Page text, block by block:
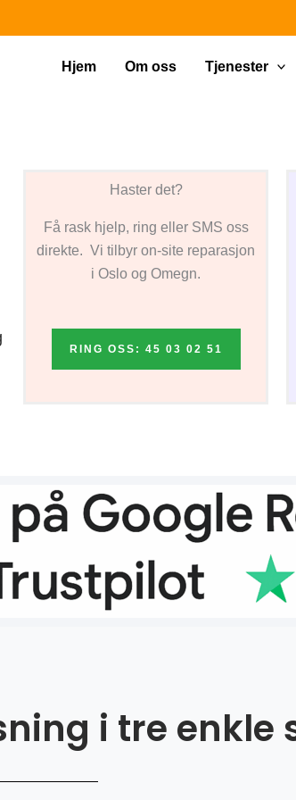
Hjem Om oss Tjenester
Haster det?
Få rask hjelp, ring eller SMS oss
direkte. Vi tilbyr on-site reparasjon
i Oslo og Omegn.
RING OSS: 45 03 02 51
i tre enkle